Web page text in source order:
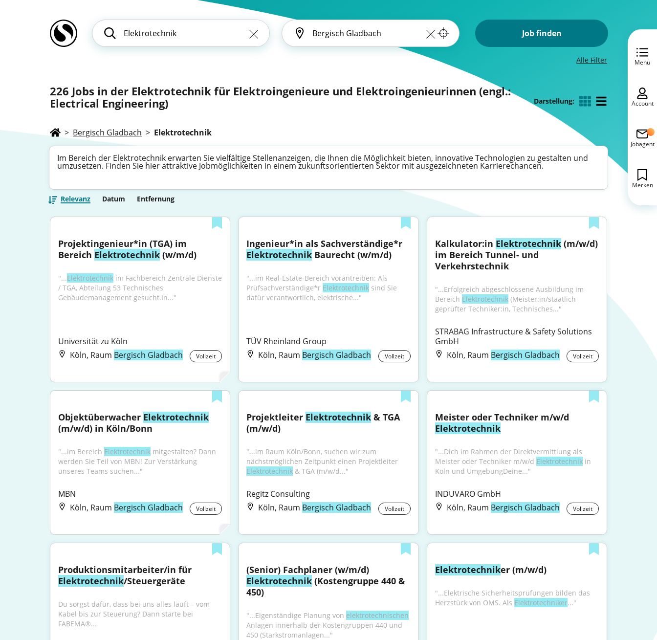
Job finden
Alle Filter
226 Jobs in der Elektrotechnik für Elektroingenieure und Elektroingenieurinnen (engl.:
Electrical Engineering)
Darstellung:
> Bergisch Gladbach > Elektrotechnik
Im Bereich der Elektrotechnik erwarten Sie vielfältige Stellenanzeigen, die Ihnen die Möglichkeit bieten, innovative Technologien zu gestalten und
umzusetzen. Finden Sie hier attraktive Jobmöglichkeiten in einem zukunftsorientierten Sektor mit ausgezeichneten Karrierechancen.
Relevanz Datum Entfernung
Projektingenieur*in (TGA) im
Bereich Elektrotechnik (w/m/d)
"...Elektrotechnik im Fachbereich Zentrale Dienste
/ TGA, Abteilung 53 Technisches
Gebäudemanagement gesucht.In..."
Universität zu Köln
Köln, Raum Bergisch Gladbach Vollzeit
Elektrotechnik Baurecht (w/m/d)
"...im Real-Estate-Bereich vorantreiben: Als
Prüfsachverständige*r Elektrotechnik sind Sie
dafür verantwortlich, elektrische..."
TÜV Rheinland Group
Köln, Raum Bergisch Gladbach Vollzeit
Kalkulator:in Elektrotechnik (m/w/d)
im Bereich Tunnel- und
Verkehrstechnik
"...Erfolgreich abgeschlossene Ausbildung im
Bereich Elektrotechnik (Meister:in/staatlich
geprüfter Techniker:in, Technisches..."
STRABAG Infrastructure & Safety Solutions
GmbH
Köln, Raum Bergisch Gladbach Vollzeit
Objektüberwacher Elektrotechnik
(m/w/d) in Köln/Bonn
"...im Bereich Elektrotechnik mitgestalten? Dann
werden Sie Teil von MBN! Zur Verstärkung
unseres Teams suchen..."
MBN
Köln, Raum Bergisch Gladbach Vollzeit
Projektleiter Elektrotechnik & TGA
(m/w/d)
"...im Raum Köln/Bonn, suchen wir zum
Elektrotechnik & TGA (m/w/d..."
Regitz Consulting
Köln, Raum Bergisch Gladbach Vollzeit
Elektrotechnik
"...Dich im Rahmen der Direktvermittlung als
Meister oder Techniker m/w/d Elektrotechnik in
Köln und UmgebungDeine..."
INDUVARO GmbH
Köln, Raum Bergisch Gladbach Vollzeit
Elektrotechnik/Steuergeräte
Du sorgst dafür, dass bei uns alles läuft – vom
Kabel bis zur Steuerung? Dann starte bei
FABEMA®...
Elektrotechnik (Kostengruppe 440 &
450)
"...Eigenständige Planung von elektrotechnischen
Anlagen innerhalb der Kostengruppen 440 und
450 (Starkstromanlagen..."
Elektrotechniker (m/w/d)
"...Elektrische Sicherheitsprüfungen bilden das
Herzstück von OMS. Als Elektrotechniker..."
Menü
Account
Jobagent
Merken